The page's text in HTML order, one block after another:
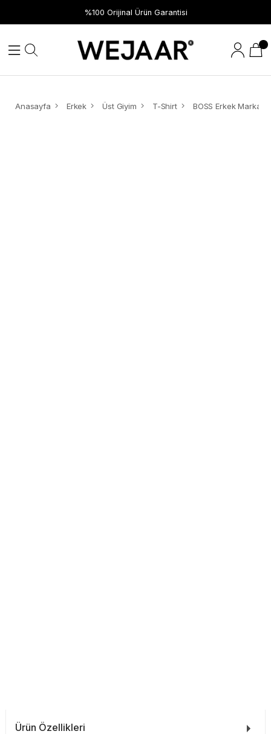
%100 Orijinal Ürün Garantisi
Hızlı Teslimat
Anasayfa Erkek Üst Giyim T-Shirt
Ürün Özellikleri